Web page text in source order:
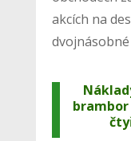
akcích na